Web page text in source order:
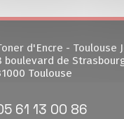
d'Encre - Toulouse
boulevard de
Toulouse
61 13 00 86